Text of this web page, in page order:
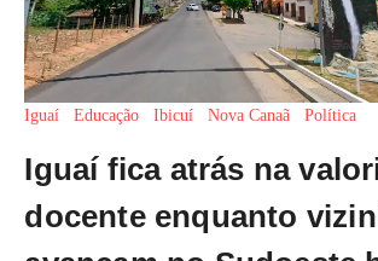
Iguaí Educação Ibicuí Nova Canaã Política
Iguaí fica atrás na
docente enquanto